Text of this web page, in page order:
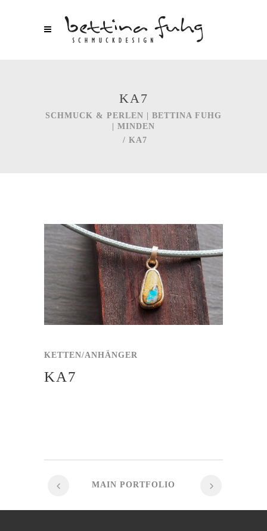
KA7
SCHMUCK & PERLEN | BETTINA FUHG
| MINDEN
/ KA7
KETTEN/ANHÄNGER
KA7
MAIN PORTFOLIO